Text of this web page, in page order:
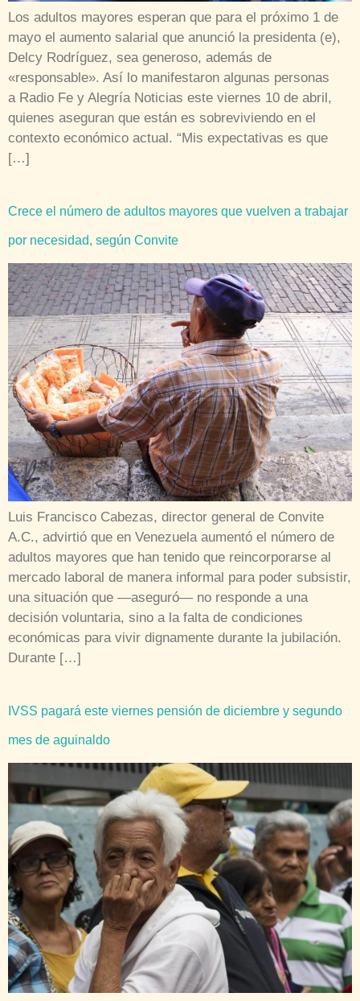
Los adultos mayores esperan que para el próximo 1 de
mayo el aumento salarial que anunció la presidenta (e),
Delcy Rodríguez, sea generoso, además de
«responsable». Así lo manifestaron algunas personas
a Radio Fe y Alegría Noticias este viernes 10 de abril,
quienes aseguran que están es sobreviviendo en el
contexto económico actual. “Mis expectativas es que
[…]
Crece el número de adultos mayores que vuelven a trabajar
por necesidad, según Convite
Luis Francisco Cabezas, director general de Convite
A.C., advirtió que en Venezuela aumentó el número de
adultos mayores que han tenido que reincorporarse al
mercado laboral de manera informal para poder subsistir,
una situación que —aseguró— no responde a una
decisión voluntaria, sino a la falta de condiciones
económicas para vivir dignamente durante la jubilación.
Durante […]
IVSS pagará este viernes pensión de diciembre y segundo
mes de aguinaldo